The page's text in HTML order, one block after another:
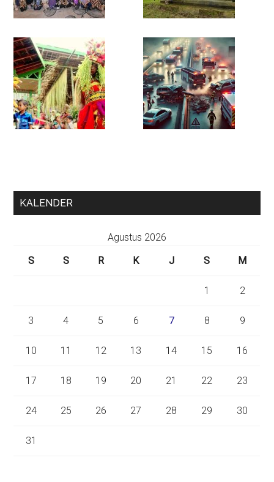
KALENDER
Agustus 2026
S
S R K J S M
1 2
3 4 5 6 7 8 9
10 11 12 13 14 15 16
17 18 19 20 21 22 23
24 25 26 27 28 29 30
31